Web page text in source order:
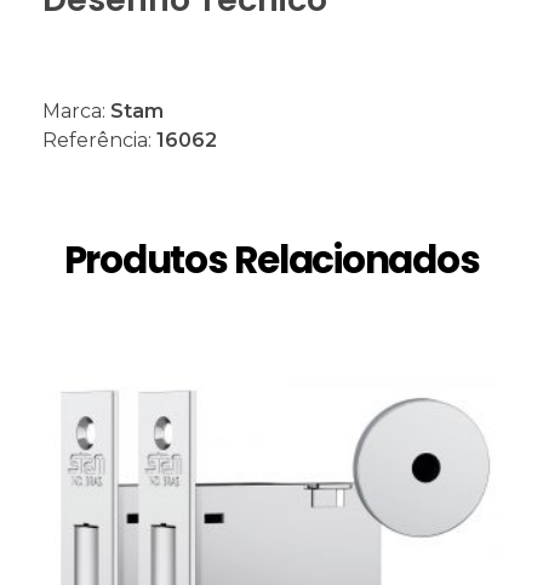
Marca: Stam
Referência: 16062
Produtos Relacionados